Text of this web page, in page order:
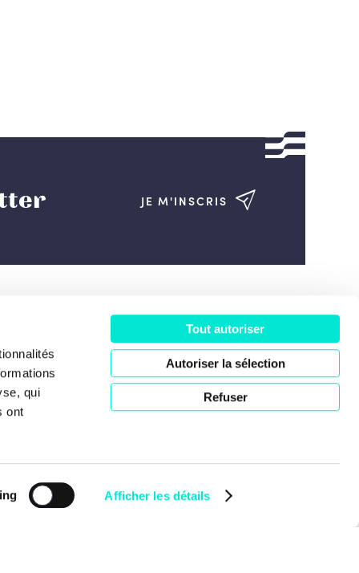
qui
ont
Afficher les détails
Tout autoriser
Autoriser la sélection
Refuser
JE M'INSCRIS